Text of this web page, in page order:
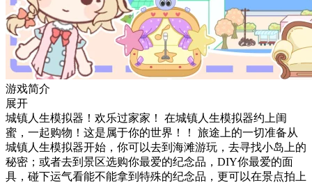
游戏简介
展开
城镇人生模拟器！欢乐过家家！ 在城镇人生模拟器约上闺
蜜，一起购物！这是属于你的世界！！ 旅途上的一切准备从
城镇人生模拟器开始，你可以去到海滩游玩，去寻找小岛上的
秘密；或者去到景区选购你最爱的纪念品，DIY你最爱的面
具，碰下运气看能不能拿到特殊的纪念品，更可以在景点拍上